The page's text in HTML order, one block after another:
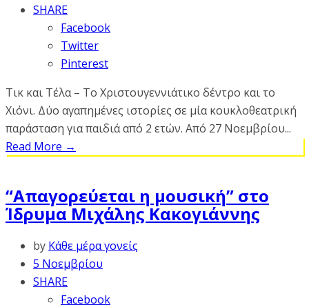
SHARE
Facebook
Twitter
Pinterest
Τικ και Τέλα – Το Χριστουγεννιάτικο δέντρο και το
Χιόνι. Δύο αγαπημένες ιστορίες σε μία κουκλοθεατρική
παράσταση για παιδιά από 2 ετών. Από 27 Νοεμβρίου...
Read More →
“Απαγορεύεται η μουσική” στο
Ίδρυμα Μιχάλης Κακογιάννης
by Κάθε μέρα γονείς
5 Νοεμβρίου
SHARE
Facebook